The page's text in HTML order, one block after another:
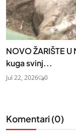
NOVO ŽARIŠTE
kuga svinj...
Jul 22, 2026 0
Komentari (0)